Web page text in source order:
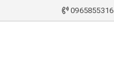
0965855316